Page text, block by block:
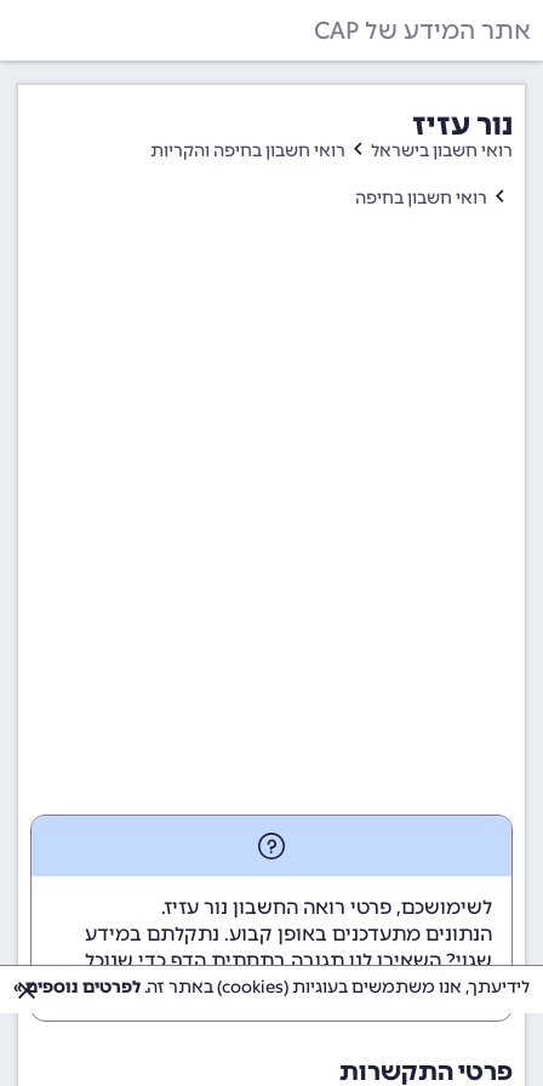
אתר המידע של CAP
נור עזיז
רואי חשבון בישראל רואי חשבון בחיפה והקריות
רואי חשבון בחיפה
לשימושכם, פרטי רואה החשבון נור עזיז.
הנתונים מתעדכנים באופן קבוע. נתקלתם במידע
שגוי? השאירו לנו תגובה בתחתית הדף כדי שנוכל
לטפל בבעיה בהקדם.
פרטי התקשרות
לידיעתך, אנו משתמשים בעוגיות (cookies) באתר זה. לפרטים נוספים »